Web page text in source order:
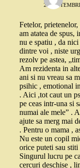
29
Fetelor,
am atatea de spus,
nu e spatiu , da
dintre voi , niste
rezolv pe astea,
Am rezidenta in
ani si nu vreau sa
psihic , emotional
. Aici ,tot caut un
pe ceas intr-una si
numai ale mele” .
ajute sa merg mai
. Pentru o mama ,
Nu este un copil
orice puteti sau
Singurul lucru pe
cercuri deschise ,